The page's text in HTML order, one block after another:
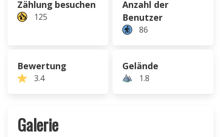
Zählung besuchen
125
Anzahl der
Benutzer
86
Bewertung
3.4
Gelände
1.8
Galerie